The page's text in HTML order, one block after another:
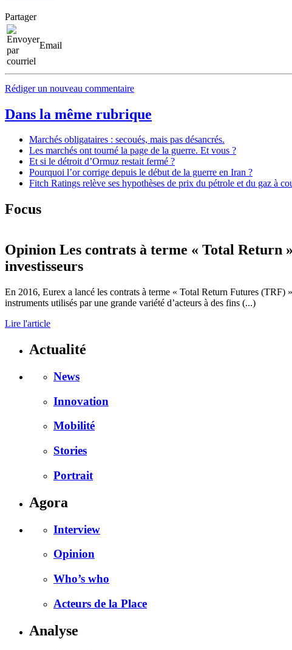
Partager
Email
Rédiger un nouveau commentaire
Dans la même rubrique
Marchés obligataires : secoués, mais pas désancrés.
Les marchés ont tourné la page de la guerre. Et vous ?
Et si le détroit d’Ormuz restait fermé ?
Pourquoi l’or corrige depuis le début de la guerre en Iran ?
Fitch Ratings relève ses hypothèses de prix du pétrole et du gaz à
Focus
Opinion Les contrats à terme « Total Return
investisseurs
En 2016, Eurex a lancé les contrats à terme « Total Return Futures (TRF)
instruments utilisés par une grande variété d’acteurs à des fins (...)
Lire l'article
Actualité
News
Innovation
Mobilité
Stories
Portrait
Agora
Interview
Opinion
Who’s who
Acteurs de la Place
Analyse